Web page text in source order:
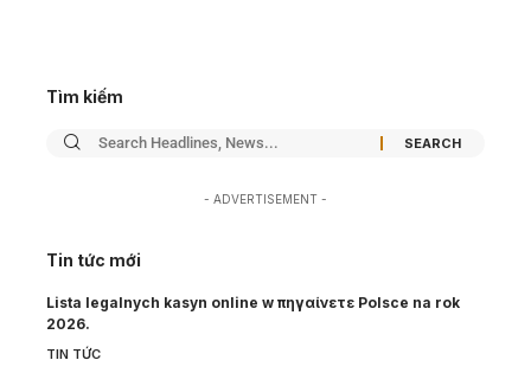
Tìm kiếm
- ADVERTISEMENT -
Tin tức mới
Lista legalnych kasyn online w πηγαίνετε Polsce na rok
2026.
TIN TỨC